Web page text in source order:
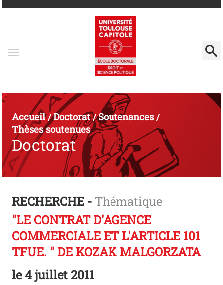
Accueil/Doctorat/Soutenances/
Thèses soutenues
Doctorat
RECHERCHE - Thématique
"LE CONTRAT D'AGENCE
COMMERCIALE ET L'ARTICLE 101
TFUE. " DE KOZAK MALGORZATA
le4 juillet 2011